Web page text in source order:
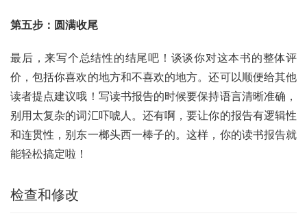
第五步：圆满收尾
最后，来写个总结性的结尾吧！谈谈你对这本书的整体评
价，包括你喜欢的地方和不喜欢的地方。还可以顺便给其他
读者提点建议哦！写读书报告的时候要保持语言清晰准确，
别用太复杂的词汇吓唬人。还有啊，要让你的报告有逻辑性
和连贯性，别东一榔头西一棒子的。这样，你的读书报告就
能轻松搞定啦！
检查和修改